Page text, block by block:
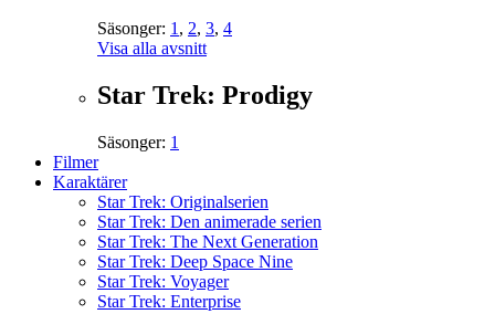
Säsonger: 1 , 2, 3, 4
Visa alla avsnitt
Star Trek: Prodigy
Säsonger: 1
Filmer
Karaktärer
Star Trek: Originalserien
Star Trek: Den animerade serien
Star Trek: The Next Generation
Star Trek: Deep Space Nine
Star Trek: Voyager
Star Trek: Enterprise